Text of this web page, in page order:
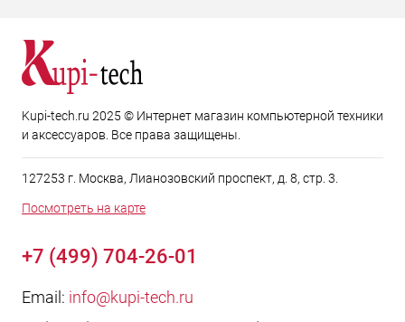
Kupi-tech.ru 2025 © Интернет магазин компьютерной техники
и аксессуаров. Все права защищены.
127253 г. Москва, Лианозовский проспект, д. 8, стр. 3.
Посмотреть на карте
+7 (499) 704-26-01
Email: info@kupi-tech.ru